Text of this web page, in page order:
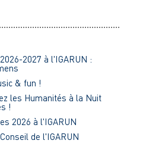
2027 à l'IGARUN :
& fun !
les Humanités à la Nuit
!
2026 à l'IGARUN
de l'IGARUN